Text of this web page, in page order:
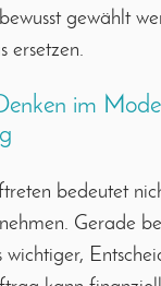
gewählt
ersetzen.
im
bedeutet
Gerade